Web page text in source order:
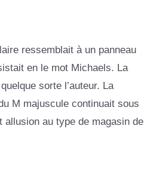
ressemblait à un panneau
en le mot Michaels. La
sorte l’auteur. La
M majuscule continuait sous
allusion au type de magasin de